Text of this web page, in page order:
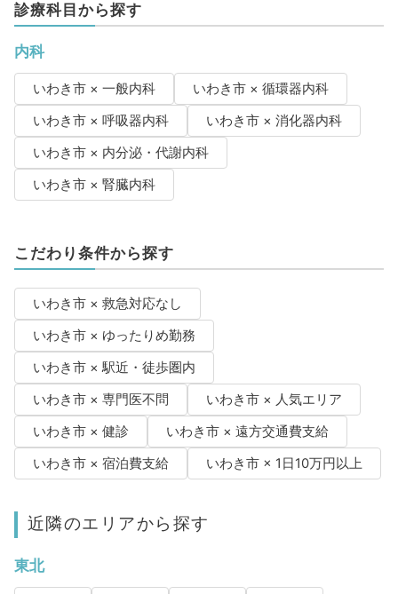
診療科目から探す
内科
いわき市 × 一般内科
いわき市 × 循環器内科
いわき市 × 呼吸器内科
いわき市 × 消化器内科
いわき市 × 内分泌・代謝内科
いわき市 × 腎臓内科
こだわり条件から探す
いわき市 × 救急対応なし
いわき市 × ゆったりめ勤務
いわき市 × 駅近・徒歩圏内
いわき市 × 専門医不問
いわき市 × 人気エリア
いわき市 × 健診
いわき市 × 遠方交通費支給
いわき市 × 宿泊費支給
いわき市 × 1日10万円以上
近隣のエリアから探す
東北